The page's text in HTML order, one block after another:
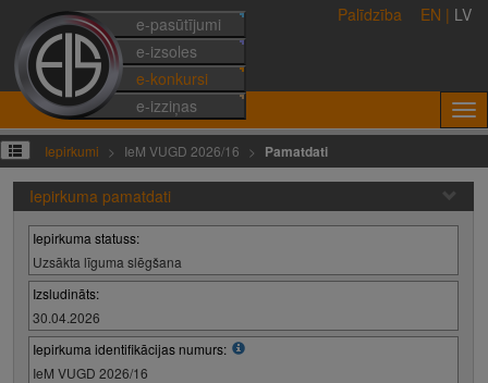
e-pasūtījumi
e-izsoles
e-konkursi
e-izziņas
Palīdzība EN | LV
Iepirkumi IeM VUGD 2026/16 Pamatdati
Iepirkuma pamatdati
Iepirkuma statuss:
Uzsākta līguma slēgšana
Izsludināts:
30.04.2026
Iepirkuma identifikācijas numurs:
IeM VUGD 2026/16